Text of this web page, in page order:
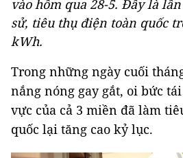
vào hôm qua 28-5. Đây là
sử, tiêu thụ điện toàn quốc
kWh.
Trong những ngày cuối
nắng nóng gay gắt, oi bức
vực của cả 3 miền đã làm
quốc lại tăng cao kỷ lục.